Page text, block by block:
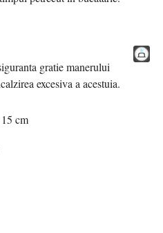
gratie manerului
excesiva a acestuia.
cm